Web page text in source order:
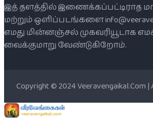
இத் தளத்தில் இணைக்கப்பட்டிராத
மற்றும் ஒளிப்படங்களை
எமது மின்னஞ்சல் முகவரியூடாக
வைக்குமாறு வேண்டுகிறோம்.
Copyright © 2024 Veeravengaikal.Com